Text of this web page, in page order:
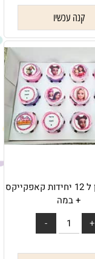
קנה עכשיו
אריזת חלון ל 12 יחידות קאפקייקס
+ במה